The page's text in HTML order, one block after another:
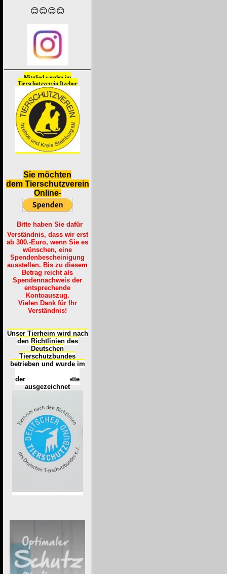
😊😊😊😊
Mitglied werden im
Tierschutzverein Itzehoe
Sie möchten
dem Tierschutzverein
Online-
Bitte haben Sie dafür
Verständnis, dass wir erst
ab 300.-Euro, wenn Sie es
wünschen, eine
Spendenbescheinigung
ausstellen. Bis zu diesem
Betrag reicht als
Spendennachweis der
entsprechende
Kontoauszug.
Vielen Dank für Ihr
Verständnis!
Unser Tierheim wird nach
den Richtlinien des
Deutschen
Tierschutzbundes
betrieben und wurde im
der
Tierheimplakette
ausgezeichnet